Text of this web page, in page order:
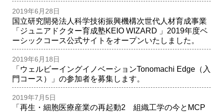
2019年6月28日
国立研究開発法人科学技術振興機構次世代人材育成事業
「ジュニアドクター育成塾KEIO WIZARD 」2019年度ベ
ーシックコース公式サイトをオープンいたしました。
2019年6月18日
「ウェルビーイングイノベーションTonomachi Edge（入
門コース）」の参加者を募集します。
2019年7月5日
「再生・細胞医療産業の再起動2 組織工学の今とMCP